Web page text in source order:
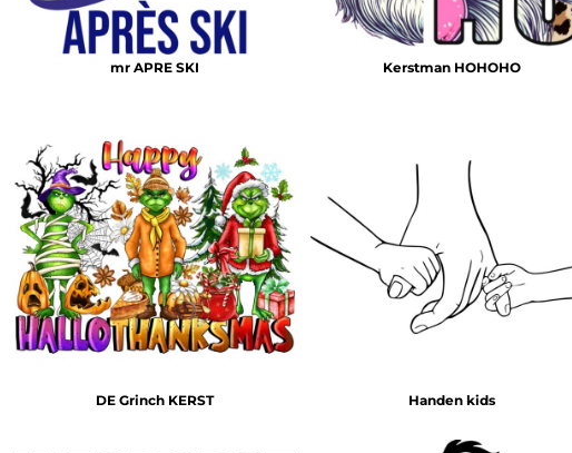
mr APRE SKI Kerstman HOHOHO
DE Grinch KERST Handen kids